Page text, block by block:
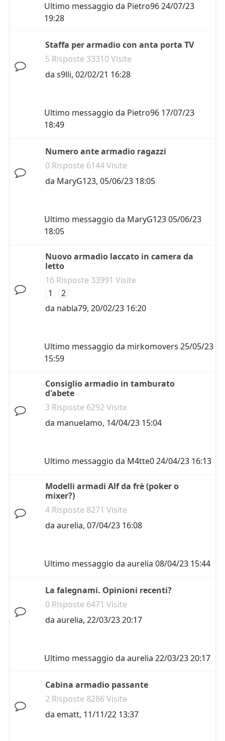
Ultimo messaggio da Pietro9624/07/23
19:28
Staffa per armadio con anta porta TV
5 Risposte 33310 Visite
da s9lli, 02/02/21 16:28
Ultimo messaggio da Pietro96 17/07/23
18:49
Numero ante armadio ragazzi
0 Risposte 6144 Visite
da MaryG123, 05/06/23 18:05
Ultimo messaggio da MaryG12305/06/23
18:05
Nuovo armadio laccato in camera da
letto
16 Risposte 33991 Visite
1
2
da nabla79, 20/02/23 16:20
Ultimo messaggio da mirkomovers 25/05/23
15:59
Consiglio armadio in tamburato
d'abete
3 Risposte 6292 Visite
da manuelamo, 14/04/23 15:04
Ultimo messaggio da M4tte024/04/23 16:13
Modelli armadi Alf da frè (poker o
mixer?)
4 Risposte 8271 Visite
da aurelia, 07/04/23 16:08
Ultimo messaggio da aurelia 08/04/23 15:44
La falegnami. Opinioni recenti?
0 Risposte 6471 Visite
da aurelia, 22/03/23 20:17
Ultimo messaggio da aurelia 22/03/23 20:17
Cabina armadio passante
2 Risposte 8286 Visite
da ematt, 11/11/22 13:37